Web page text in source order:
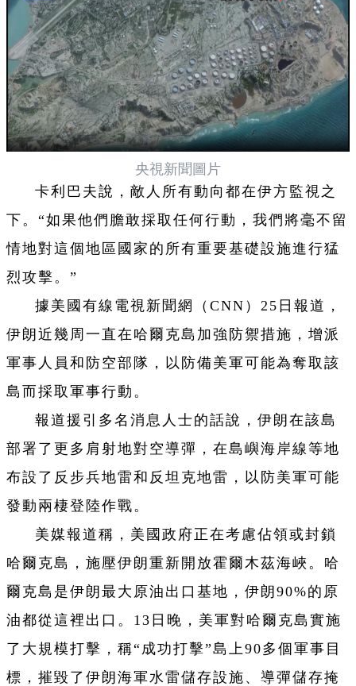
央視新聞圖片
卡利巴夫說，敵人所有動向都在伊方監視之
下。“如果他們膽敢採取任何行動，我們將毫不留
情地對這個地區國家的所有重要基礎設施進行猛
烈攻擊。”
據美國有線電視新聞網（CNN）25日報道，
伊朗近幾周一直在哈爾克島加強防禦措施，增派
軍事人員和防空部隊，以防備美軍可能為奪取該
島而採取軍事行動。
報道援引多名消息人士的話說，伊朗在該島
部署了更多肩射地對空導彈，在島嶼海岸線等地
布設了反步兵地雷和反坦克地雷，以防美軍可能
發動兩棲登陸作戰。
美媒報道稱，美國政府正在考慮佔領或封鎖
哈爾克島，施壓伊朗重新開放霍爾木茲海峽。哈
爾克島是伊朗最大原油出口基地，伊朗90%的原
油都從這裡出口。13日晚，美軍對哈爾克島實施
了大規模打擊，稱“成功打擊”島上90多個軍事目
標，摧毀了伊朗海軍水雷儲存設施、導彈儲存掩